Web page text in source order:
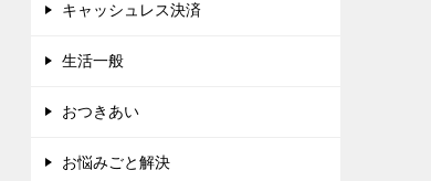
キャッシュレス決済
生活一般
おつきあい
お悩みごと解決